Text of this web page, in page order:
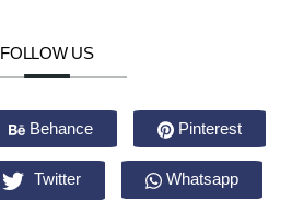
FOLLOW US
Behance Pinterest
Twitter Whatsapp